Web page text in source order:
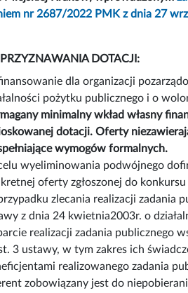
nr 2687/2022 PMK z dnia 27
DOTACJI:
dla organizacji
pożytku publicznego i o
minimalny wkład własny
dotacji. Oferty
wymogów formalnych.
wyeliminowania podwójnego
oferty zgłoszonej do
zlecania realizacji zadania
z dnia 24 kwietnia2003r. o
realizacji zadania publicznego
3 ustawy, w tym zakres ich
realizowanego zadania
zobowiązany jest do